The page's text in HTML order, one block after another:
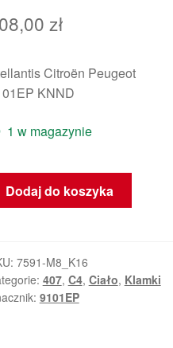
zł
Citroën Peugeot
KNND
1 w magazynie
Dodaj do koszyka
7591-M8_K16
407, C4, Ciało, Klamki
9101EP